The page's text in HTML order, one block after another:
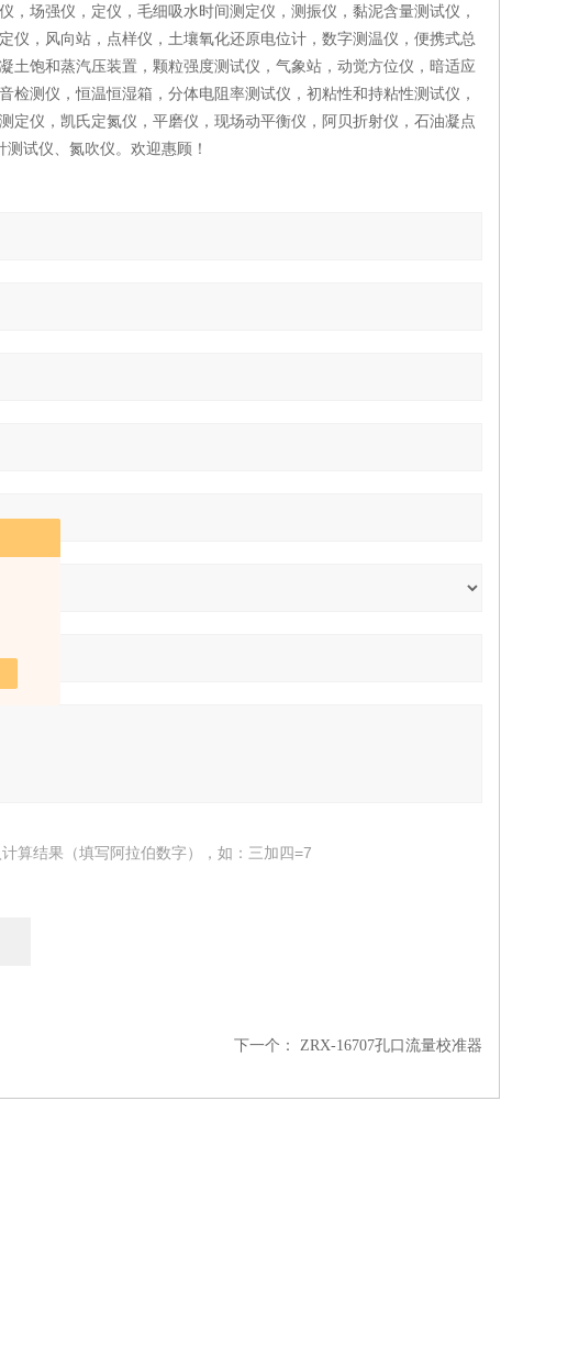
场强仪，定仪，毛细吸水时间测定仪，测振仪，黏泥含量测试仪，
，风向站，点样仪，土壤氧化还原电位计，数字测温仪，便携式总
饱和蒸汽压装置，颗粒强度测试仪，气象站，动觉方位仪，暗适应
测仪，恒温恒湿箱，分体电阻率测试仪，初粘性和持粘性测试仪，
仪，凯氏定氮仪，平磨仪，现场动平衡仪，阿贝折射仪，石油凝点
试仪、氮吹仪。欢迎惠顾！
算结果（填写阿拉伯数字），如：三加四=7
下一个： ZRX-16707孔口流量校准器